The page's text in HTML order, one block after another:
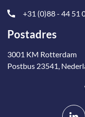
+31 (0)88 - 44 51
Postadres
3001 KM Rotterdam
Postbus 23541,
Volg